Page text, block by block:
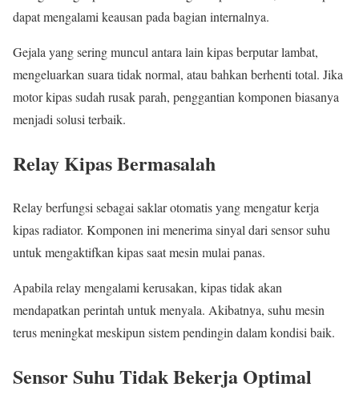
dapat mengalami keausan pada bagian internalnya.
Gejala yang sering muncul antara lain kipas berputar lambat,
mengeluarkan suara tidak normal, atau bahkan berhenti total. Jika
motor kipas sudah rusak parah, penggantian komponen biasanya
menjadi solusi terbaik.
Relay Kipas Bermasalah
Relay berfungsi sebagai saklar otomatis yang mengatur kerja
kipas radiator. Komponen ini menerima sinyal dari sensor suhu
untuk mengaktifkan kipas saat mesin mulai panas.
Apabila relay mengalami kerusakan, kipas tidak akan
mendapatkan perintah untuk menyala. Akibatnya, suhu mesin
terus meningkat meskipun sistem pendingin dalam kondisi baik.
Sensor Suhu Tidak Bekerja Optimal